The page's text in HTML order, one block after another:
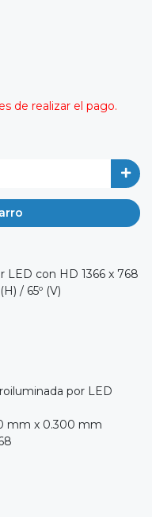
de realizar el pago.
LED con HD 1366 x 768
/ 65º (V)
por LED
mm x 0.300 mm